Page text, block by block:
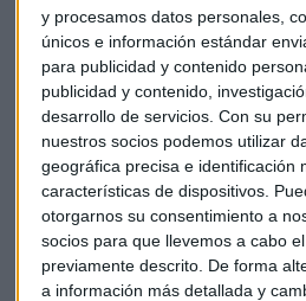
y procesamos datos personales,
únicos e información estándar
para publicidad y contenido
publicidad y contenido,
desarrollo de servicios. Con su
nuestros socios podemos utilizar
geográfica precisa e identificación
características de dispositivos.
otorgarnos su consentimiento a
socios para que llevemos a cabo
previamente descrito. De forma
a información más detallada y
este torneo provincial que se
Rugby-playa Diputación de
en los arenales andaluces a cerca
2.000 visitantes.
Un total de18 equipos
Granada, Murcia, Ciudad Real y
a este deporte donde desde los
mayores, hombres y mujeres por
trofeo en el que la inclusión lo es